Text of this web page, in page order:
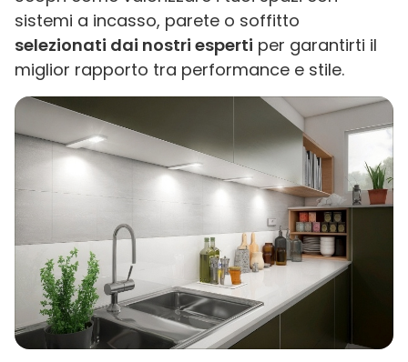
sistemi a incasso, parete o soffitto
selezionati dai nostri esperti per garantirti il
miglior rapporto tra performance e stile.